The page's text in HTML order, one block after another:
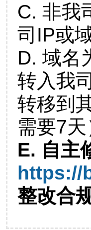
C. 非我
司IP或
D. 域名
转入我
转移到
需要7天
E. 自主
https://
整改合